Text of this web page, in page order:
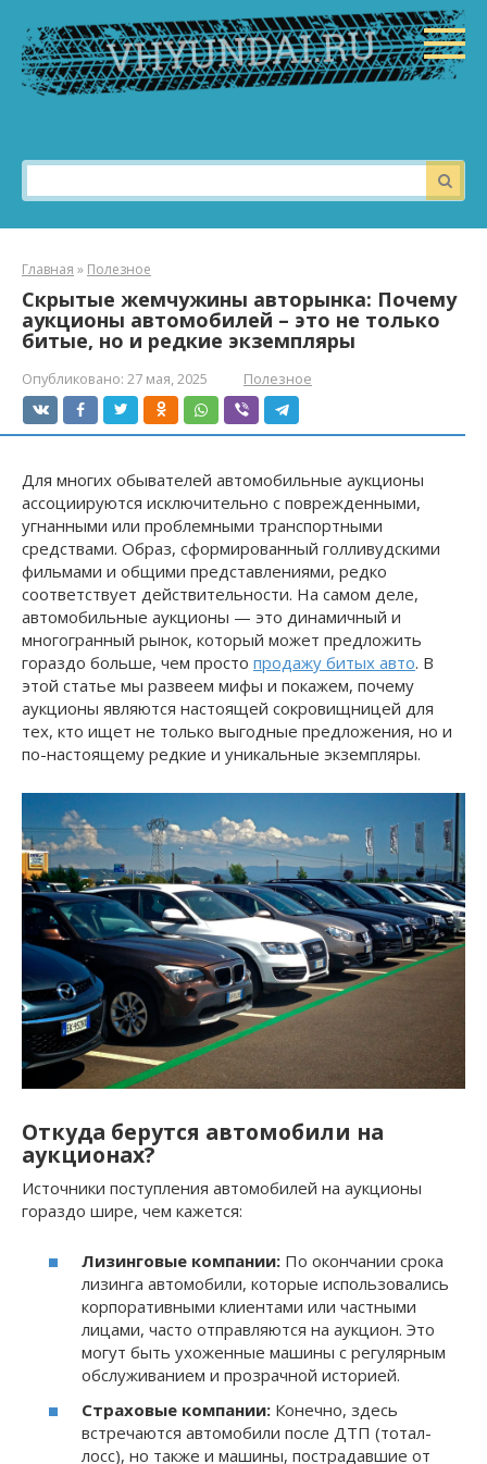
контенту
Поиск:
Главная » Полезное
Скрытые жемчужины авторынка: Почему
аукционы автомобилей – это не только
битые, но и редкие экземпляры
Опубликовано: 27 мая, 2025 Полезное
Для многих обывателей автомобильные аукционы
ассоциируются исключительно с поврежденными,
угнанными или проблемными транспортными
средствами. Образ, сформированный голливудскими
фильмами и общими представлениями, редко
соответствует действительности. На самом деле,
автомобильные аукционы — это динамичный и
многогранный рынок, который может предложить
гораздо больше, чем просто продажу битых авто. В
этой статье мы развеем мифы и покажем, почему
аукционы являются настоящей сокровищницей для
тех, кто ищет не только выгодные предложения, но и
по-настоящему редкие и уникальные экземпляры.
Откуда берутся автомобили на
аукционах?
Источники поступления автомобилей на аукционы
гораздо шире, чем кажется:
Лизинговые компании: По окончании срока
лизинга автомобили, которые использовались
корпоративными клиентами или частными
лицами, часто отправляются на аукцион. Это
могут быть ухоженные машины с регулярным
обслуживанием и прозрачной историей.
Страховые компании: Конечно, здесь
встречаются автомобили после ДТП (тотал-
лосс), но также и машины, пострадавшие от